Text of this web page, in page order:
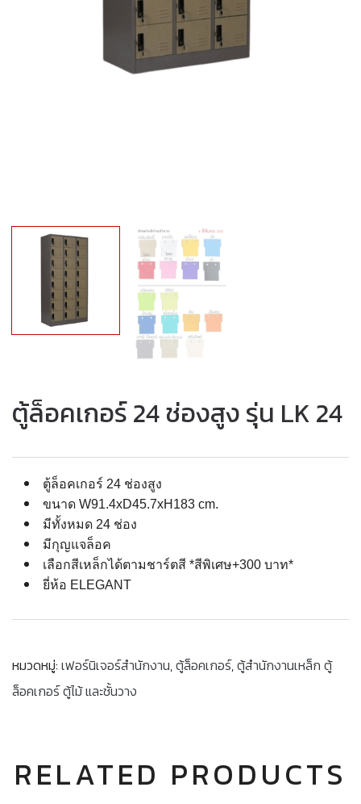
ตู้ล็อคเกอร์ 24 ช่องสูง รุ่น LK 24
ตู้ล็อคเกอร์ 24 ช่องสูง
ขนาด W91.4xD45.7xH183 cm.
มีทั้งหมด 24 ช่อง
มีกุญแจล็อค
เลือกสีเหล็กได้ตามชาร์ตสี *สีพิเศษ+300 บาท*
ยี่ห้อ ELEGANT
หมวดหมู่: เฟอร์นิเจอร์สำนักงาน,ตู้ล็อคเกอร์,ตู้สำนักงานเหล็ก ตู้
ล็อคเกอร์ ตู้ไม้ และชั้นวาง
RELATED PRODUCTS